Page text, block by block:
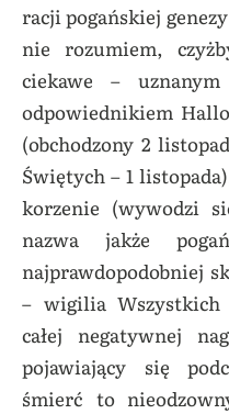
racji pogańskiej
nie rozumiem,
ciekawe –
odpowiednikiem
(obchodzony 2
Świętych – 1
korzenie (wywodzi
nazwa jakże
najprawdopodobniej
– wigilia
całej negatywnej
pojawiający się
śmierć to